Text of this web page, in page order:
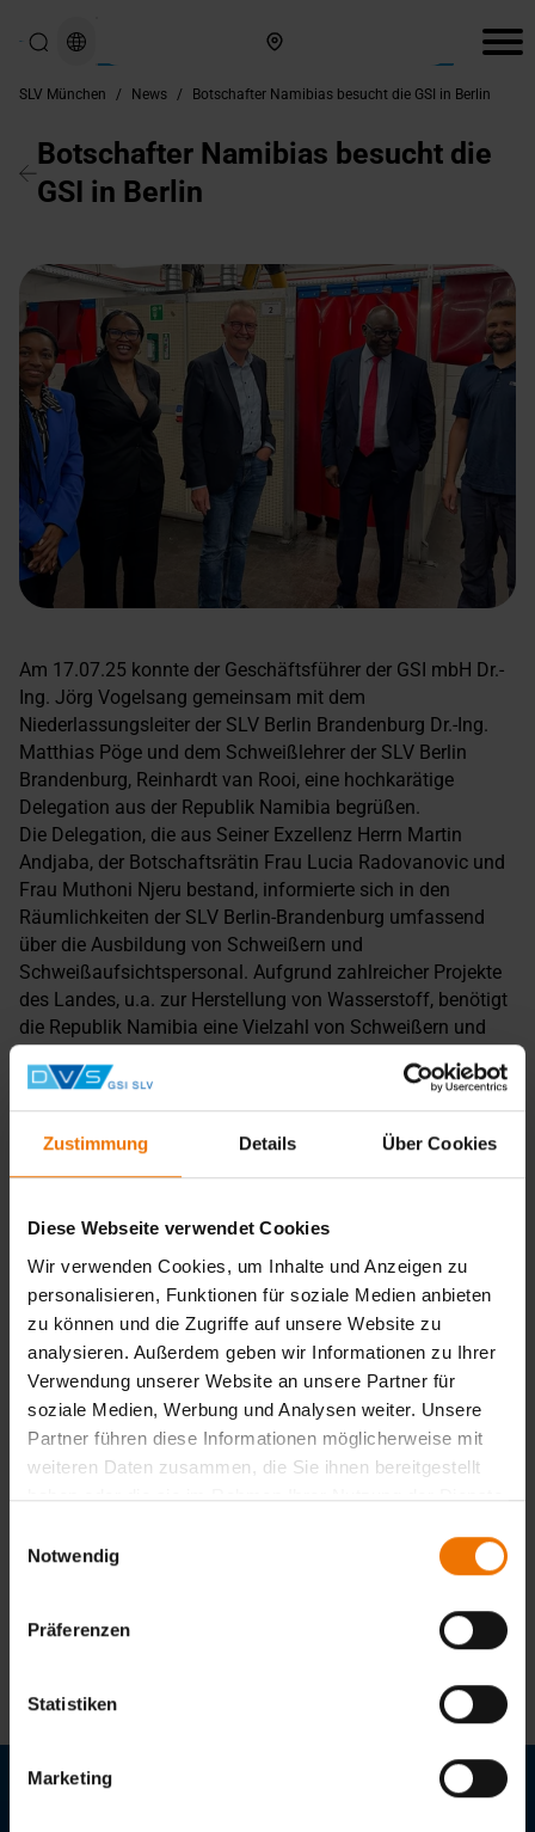
Zustimmung Details Über Cookies
Diese Webseite verwendet Cookies
Wir verwenden Cookies, um Inhalte und Anzeigen zu
personalisieren, Funktionen für soziale Medien anbieten
zu können und die Zugriffe auf unsere Website zu
analysieren. Außerdem geben wir Informationen zu Ihrer
Verwendung unserer Website an unsere Partner für
soziale Medien, Werbung und Analysen weiter. Unsere
Partner führen diese Informationen möglicherweise mit
weiteren Daten zusammen, die Sie ihnen bereitgestellt
haben oder die sie im Rahmen Ihrer Nutzung der Dienste
Notwendig
Präferenzen
Statistiken
Marketing
SLV München / News / Botschafter Namibias besucht die GSI in Berlin
Botschafter Namibias besucht die
GSI in Berlin
Am 17.07.25 konnte der Geschäftsführer der GSI mbH Dr.-
Ing. Jörg Vogelsang gemeinsam mit dem
Niederlassungsleiter der SLV Berlin Brandenburg Dr.-Ing.
Matthias Pöge und dem Schweißlehrer der SLV Berlin
Brandenburg, Reinhardt van Rooi, eine hochkarätige
Delegation aus der Republik Namibia begrüßen.
Die Delegation, die aus Seiner Exzellenz Herrn Martin
Andjaba, der Botschaftsrätin Frau Lucia Radovanovic und
Frau Muthoni Njeru bestand, informierte sich in den
Räumlichkeiten der SLV Berlin-Brandenburg umfassend
über die Ausbildung von Schweißern und
Schweißaufsichtspersonal. Aufgrund zahlreicher Projekte
des Landes, u.a. zur Herstellung von Wasserstoff, benötigt
die Republik Namibia eine Vielzahl von Schweißern und
des IIW in Namibia rückt die Ausbildung von
Schweißfachpersonal in den Fokus der Regierung in
Namibia. Die GSI mbH wird sich zukünftig in der
Ausbildungsrichtlinien in Namibia engagieren.
News aus: GSI
Ansprechpartner
+49 203 3781-119